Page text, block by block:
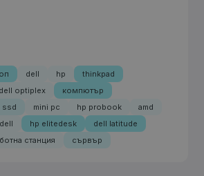
dell hp
thinkpad
dell optiplex
компютър
ssd mini pc hp probook
amd
hp elitedesk
dell latitude
станция сървър